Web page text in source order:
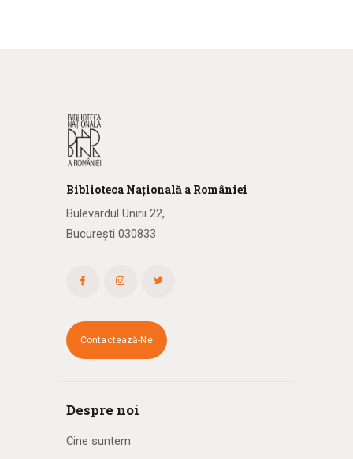
Biblioteca Națională a României
Bulevardul Unirii 22,
București 030833
Contactează-Ne
Despre noi
Cine suntem